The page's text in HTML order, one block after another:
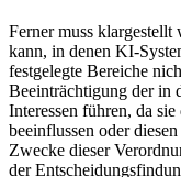
Ferner muss klargestellt
kann, in denen KI-
festgelegte Bereiche
Beeinträchtigung der in
Interessen führen, da
beeinflussen oder
Zwecke dieser
der